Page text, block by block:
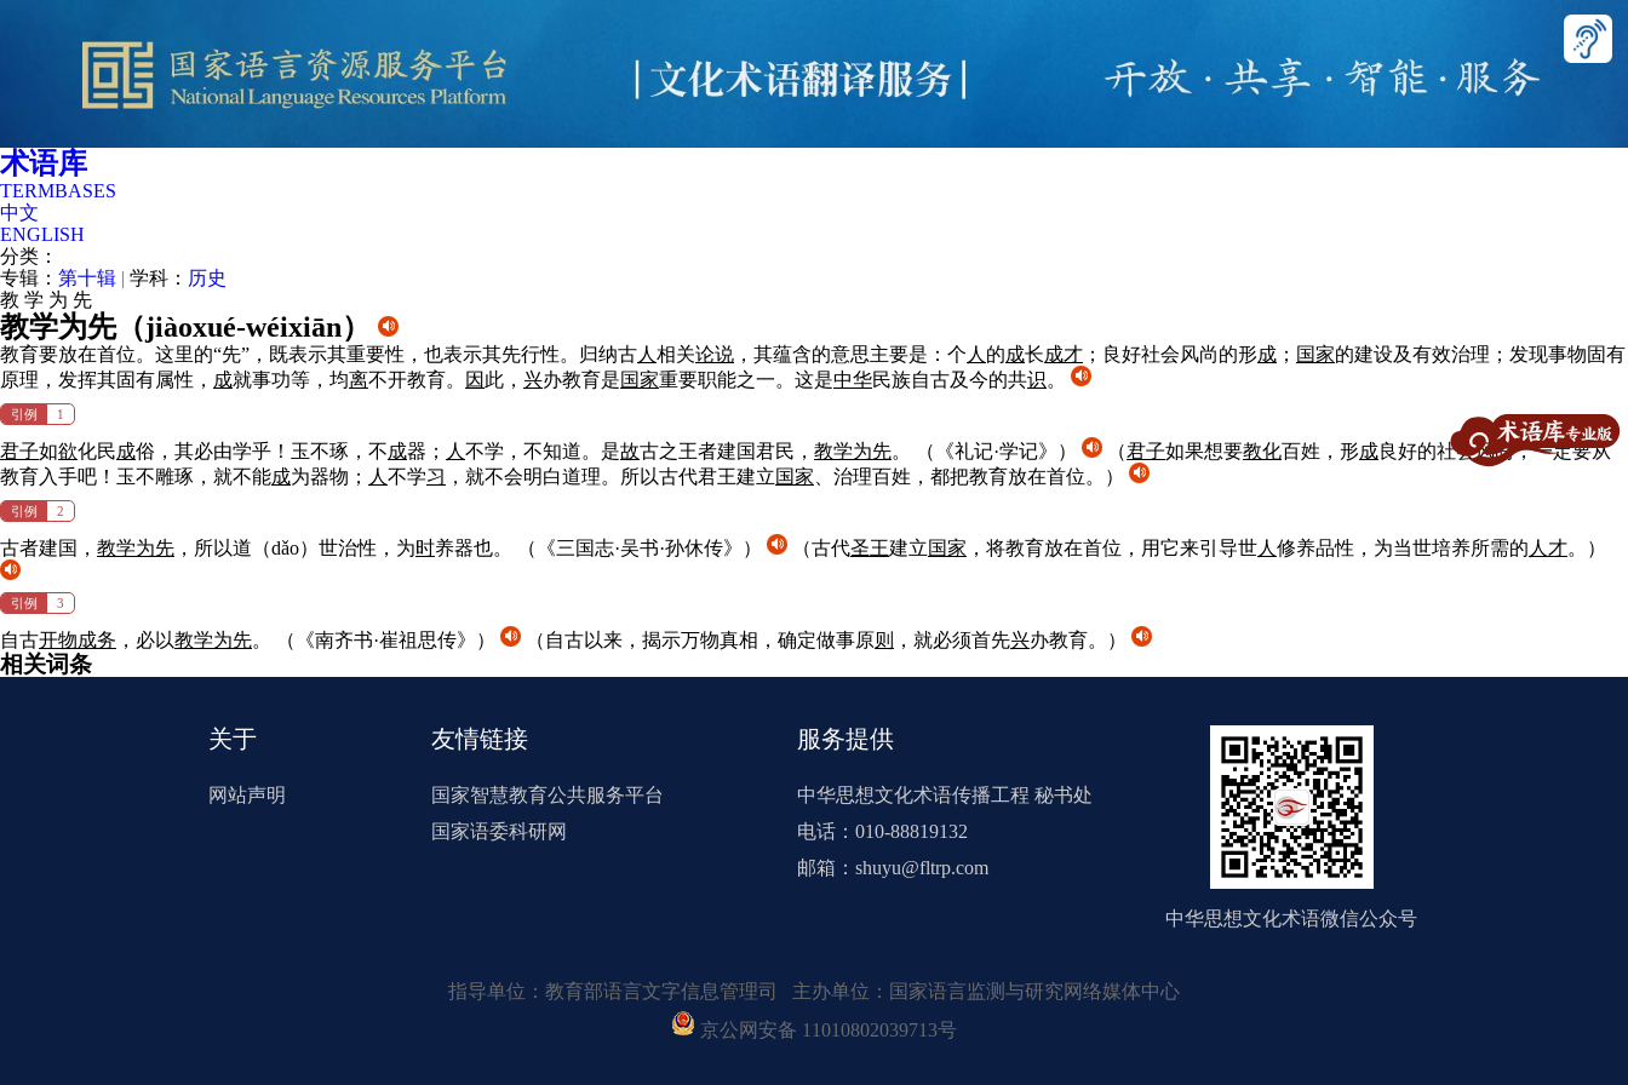
术语库
TERMBASES
中文
ENGLISH
分类：
专辑： 第十辑 | 学科： 历史
教 学 为 先
教学为先（jiàoxué-wéixiān）
教育要放在首位。这里的“先”，既表示其重要性，也表示其先行性。归纳古人 相关论说 ，其蕴含的意思主要是：个 人 的成长成才 ；良好社会风尚的形成 ； 国家的建设及有效治理；发现事物固有
原理，发挥其固有属性， 成就事功等，均离不开教育。 因 此， 兴办教育是国家重要职能之一。这是中华民族自古及今的共识。
引例 1
君子如欲化民成俗，其必由学乎！玉不琢，不成器； 人 不学，不知道。是故古之王者建国君民， 教学为先。 （《礼记·学记》） （君子如果想要教化百姓，形成良好的社会风尚，一定要从
教育入手吧！玉不雕琢，就不能成为器物； 人 不学习 ，就不会明白道理。所以古代君王建立国家 、治理百姓，都把教育放在首位。）
引例 2
古者建国， 教学为先 ，所以道（dǎo）世治性，为时养器也。 （《三国志·吴书·孙休传》） （古代圣王建立国家 ，将教育放在首位，用它来引导世人 修养品性，为当世培养所需的 人 才。）
引例 3
自古开物成务 ，必以教学为先。 （《南齐书·崔祖思传》） （自古以来，揭示万物真相，确定做事原则 ，就必须首先兴办教育。）
相关词条
关于
网站声明
友情链接
国家智慧教育公共服务平台
国家语委科研网
服务提供
中华思想文化术语传播工程 秘书处
电话：010-88819132
邮箱：shuyu@fltrp.com
中华思想文化术语微信公众号
指导单位：教育部语言文字信息管理司 主办单位：国家语言监测与研究网络媒体中心
京公网安备 11010802039713号